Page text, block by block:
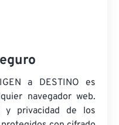
a DESTINO es
navegador web.
y privacidad de los